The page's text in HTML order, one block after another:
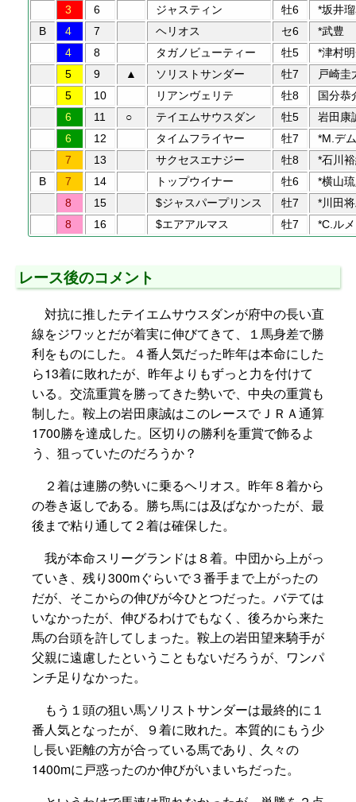
3
6 ジャスティン 牡6
*坂井
B
4 7 ヘリオス セ6
*武豊
4
8 タガノビューティー 牡5
*津村
5
9 ▲ ソリストサンダー 牡7
戸崎圭
5
10 リアンヴェリテ 牡8
国分恭
6
11 ○ テイエムサウスダン 牡5
岩田康
6
12 タイムフライヤー 牡7
*M.デ
7
13 サクセスエナジー 牡8
*石川
B
7 14 トップウイナー 牡6
*横山
8
15 $ジャスパープリンス 牡7
*川田
8
16 $エアアルマス 牡7 *C.ル
レース後のコメント
対抗に推したテイエムサウスダンが府中の長い直
線をジワッとだが着実に伸びてきて、１馬身差で勝
利をものにした。４番人気だった昨年は本命にした
ら13着に敗れたが、昨年よりもずっと力を付けて
いる。交流重賞を勝ってきた勢いで、中央の重賞も
制した。鞍上の岩田康誠はこのレースでＪＲＡ通算
1700勝を達成した。区切りの勝利を重賞で飾るよ
う、狙っていたのだろうか？
２着は連勝の勢いに乗るヘリオス。昨年８着から
の巻き返しである。勝ち馬には及ばなかったが、最
後まで粘り通して２着は確保した。
我が本命スリーグランドは８着。中団から上がっ
ていき、残り300mぐらいで３番手まで上がったの
だが、そこからの伸びが今ひとつだった。バテては
いなかったが、伸びるわけでもなく、後ろから来た
馬の台頭を許してしまった。鞍上の岩田望来騎手が
父親に遠慮したということもないだろうが、ワンパ
ンチ足りなかった。
もう１頭の狙い馬ソリストサンダーは最終的に１
番人気となったが、９着に敗れた。本質的にもう少
し長い距離の方が合っている馬であり、久々の
1400mに戸惑ったのか伸びがいまいちだった。